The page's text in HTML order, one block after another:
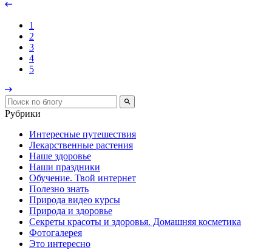
1
2
3
4
5
Рубрики
Интересные путешествия
Лекарственные растения
Наше здоровье
Наши праздники
Обучение. Твой интернет
Полезно знать
Природа видео курсы
Природа и здоровье
Секреты красоты и здоровья. Домашняя косметика
Фотогалерея
Это интересно